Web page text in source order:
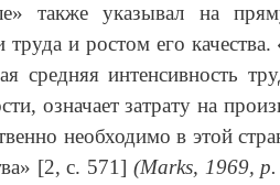
также указывал на
труда и ростом его
средняя интенсивность
означает затрату на
необходимо в этой
[2, с. 571] (Marks, 1969,